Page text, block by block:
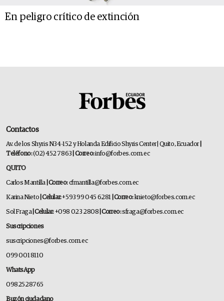
En peligro crítico de extinción
Contactos
Av. de los Shyris N34-152 y Holanda Edificio Shyris Center | Quito, Ecuador
Teléfono:(02) 452 7863 | Correo:info@forbes.com.ec
QUITO
Carlos Mantilla | Correo:cfmantilla@forbes.com.ec
Karina Nieto | Celular:+593 99 045 6281 | Correo:knieto@forbes.com.ec
Sol Fraga| Celular:+098 023 2808 | Correo:sfraga@forbes.com.ec
Suscripciones
suscripciones@forbes.com.ec
099 001 8110
WhatsApp
0982528765
Buzón ciudadano